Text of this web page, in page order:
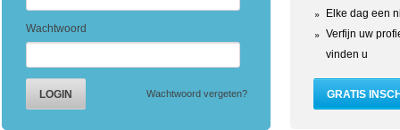
Wachtwoord
Wachtwoord vergeten?
Elke dag een
Verfijn uw
vinden u